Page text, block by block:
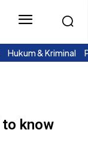
Hukum & Kriminal
know